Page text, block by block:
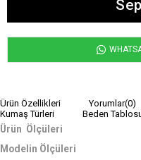
Ürün Özellikleri Yorumlar(0)
Kumaş Türleri
Beden
Ürün Ölçüleri
Modelin Ölçüleri